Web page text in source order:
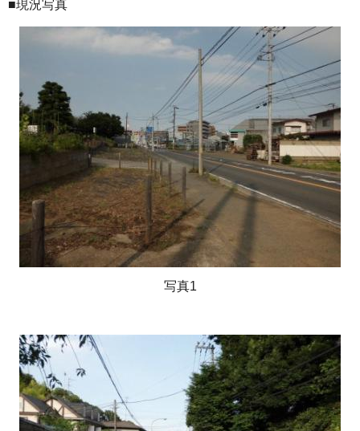
■現況写真
写真1